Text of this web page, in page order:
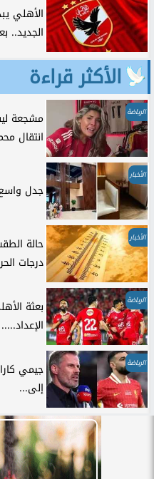
الأهلي
الجديد..
الأكثر قراءة
الرياضة
مشجعة
انتقال
الأخبار
جدل
الأخبار
حالة
درجات
الرياضة
بعثة
الإعداد.....
الرياضة
جيمي
إلى...